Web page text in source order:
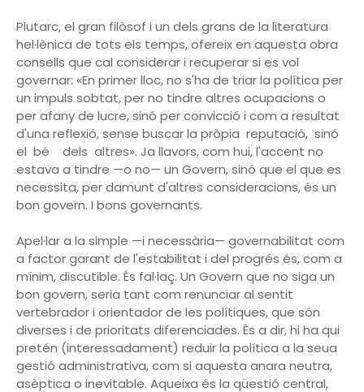
Plutarc, el gran filòsof i un dels grans de la literatura
hel·lènica de tots els temps, ofereix en aquesta obra
consells que cal considerar i recuperar si es vol
governar: «En primer lloc, no s'ha de triar la política per
un impuls sobtat, per no tindre altres ocupacions o
per afany de lucre, sinó per convicció i com a resultat
d'una reflexió, sense buscar la pròpia reputació, sinó
el bé dels altres». Ja llavors, com hui, l'accent no
estava a tindre —o no— un Govern, sinó que el que es
necessita, per damunt d'altres consideracions, és un
bon govern. I bons governants.
Apel·lar a la simple —i necessària— governabilitat com
a factor garant de l'estabilitat i del progrés és, com a
mínim, discutible. És fal·laç. Un Govern que no siga un
bon govern, seria tant com renunciar al sentit
vertebrador i orientador de les polítiques, que són
diverses i de prioritats diferenciades. És a dir, hi ha qui
pretén (interessadament) reduir la política a la seua
gestió administrativa, com si aquesta anara neutra,
asèptica o inevitable. Aqueixa és la qüestió central,